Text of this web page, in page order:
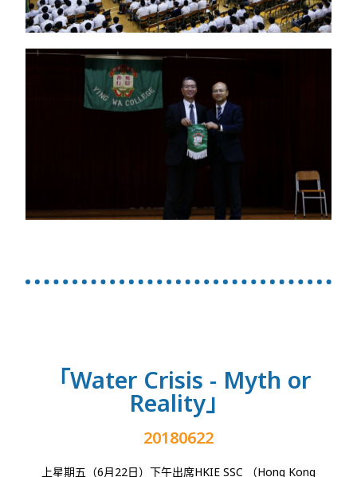
「Water Crisis - Myth or
Reality」
20180622
上星期五（6月22日）下午出席HKIE SSC （Hong Kong